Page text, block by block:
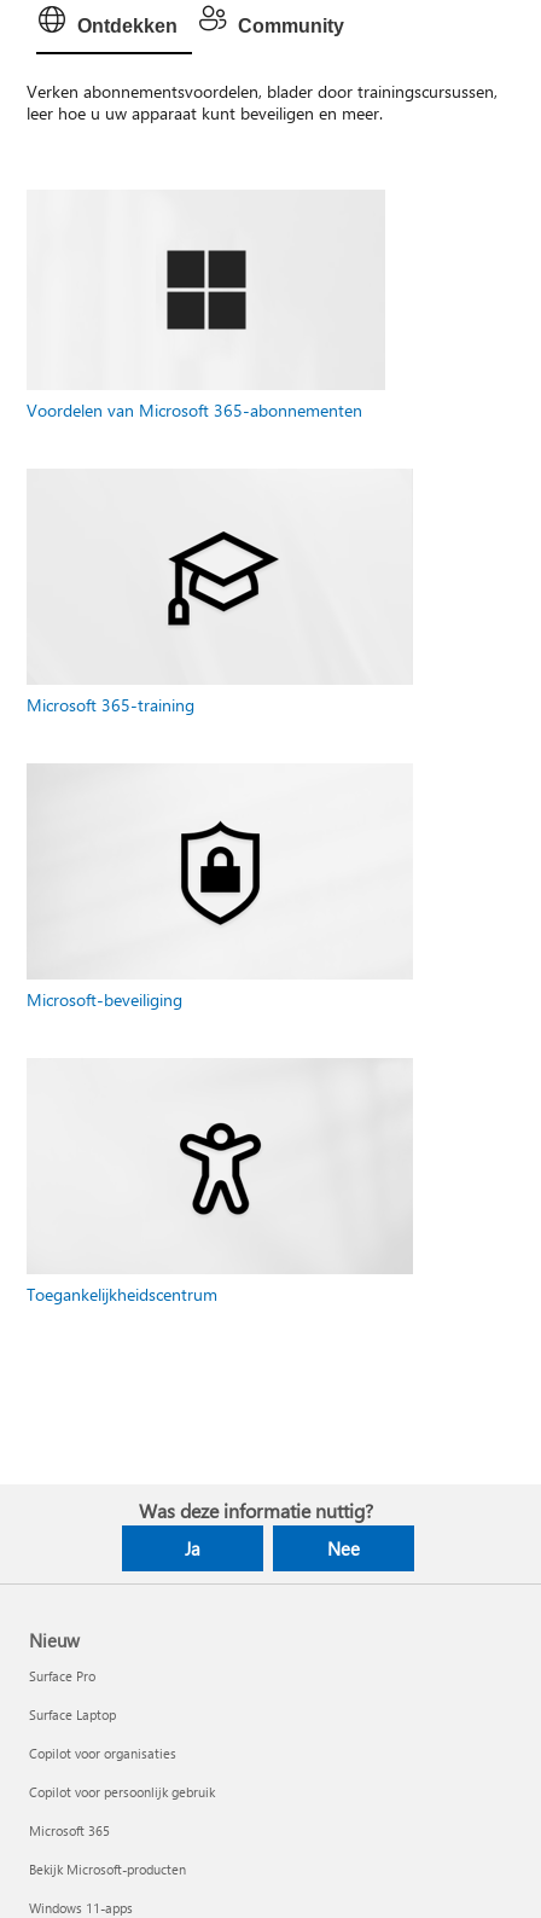
Ontdekken Community
Verken abonnementsvoordelen, blader door trainingscursussen,
leer hoe u uw apparaat kunt beveiligen en meer.
Voordelen van Microsoft 365-abonnementen
Microsoft 365-training
Microsoft-beveiliging
Toegankelijkheidscentrum
Was deze informatie nuttig?
Ja Nee
Nieuw
Surface Pro
Surface Laptop
Copilot voor organisaties
Copilot voor persoonlijk gebruik
Microsoft 365
Bekijk Microsoft-producten
Windows 11-apps